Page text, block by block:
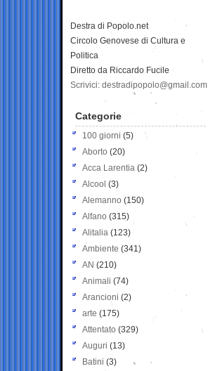
Destra di Popolo.net
Circolo Genovese di Cultura e
Politica
Diretto da Riccardo Fucile
Scrivici: destradipopolo@gmail.com
Categorie
100 giorni (5)
Aborto (20)
Acca Larentia (2)
Alcool (3)
Alemanno (150)
Alfano (315)
Alitalia (123)
Ambiente (341)
AN (210)
Animali (74)
Arancioni (2)
arte (175)
Attentato (329)
Auguri (13)
Batini (3)